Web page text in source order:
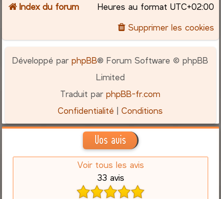
Index du forum Heures au format UTC+02:00
Supprimer les cookies
Développé parphpBB® Forum Software © phpBB
Limited
Traduit parphpBB-fr.com
Confidentialité |Conditions
Vos avis
Voir tous les avis
33 avis